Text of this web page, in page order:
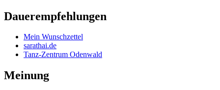
Dauerempfehlungen
Mein Wunschzettel
sarathai.de
Tanz-Zentrum Odenwald
Meinung